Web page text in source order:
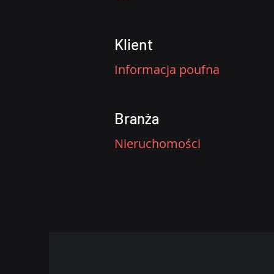
Klient
Informacja poufna
Branża
Nieruchomości